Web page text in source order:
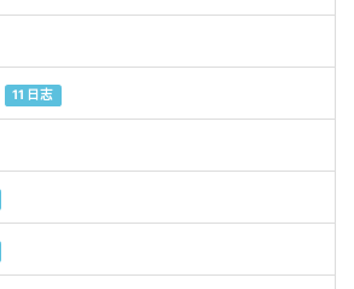
11 日志